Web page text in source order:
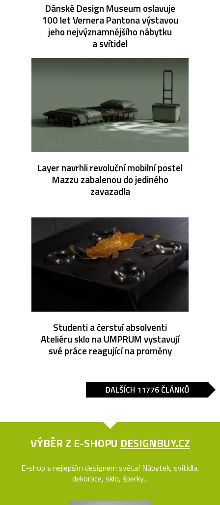
Dánské Design Museum oslavuje
100 let Vernera Pantona výstavou
jeho nejvýznamnějšího nábytku
a svítidel
Layer navrhli revoluční mobilní postel
Mazzu zabalenou do jediného
zavazadla
Studenti a čerství absolventi
Ateliéru sklo na UMPRUM vystavují
své práce reagující na proměny
DALŠÍCH 11776 ČLÁNKŮ
VÝBĚR Z E-SHOPU DESIGNBUY.CZ
E-shop s nejlepším designem světa! Nábytek, svítidla,
dekorace, sklo, šperky...